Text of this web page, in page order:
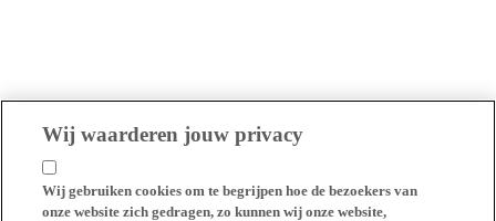
Wij waarderen jouw privacy
Wij gebruiken cookies om te begrijpen hoe de bezoekers van
onze website zich gedragen, zo kunnen wij onze website,